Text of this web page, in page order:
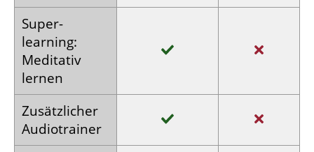
Super­
learning:
Meditativ
lernen
Zusätz­licher
Audio­trainer